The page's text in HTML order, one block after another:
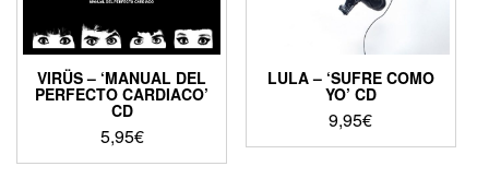
VIRÜS – ‘MANUAL DEL
PERFECTO CARDIACO’
CD
5,95€
LULA – ‘SUFRE COMO
YO’ CD
9,95€